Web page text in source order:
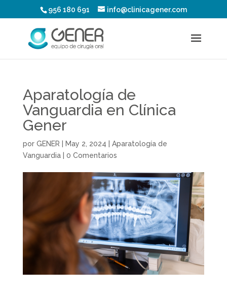
956 180 691 info@clinicagener.com
Aparatología de
Vanguardia en Clínica
Gener
por GENER May 2, 2024
Aparatología de
Vanguardia| 0 Comentarios